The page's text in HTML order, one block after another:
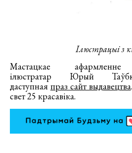
Ілюстрацыі з
Мастацкае
ілюстратар Юрый
даступная праз сайт выдавецтва
свет 25 красавіка.